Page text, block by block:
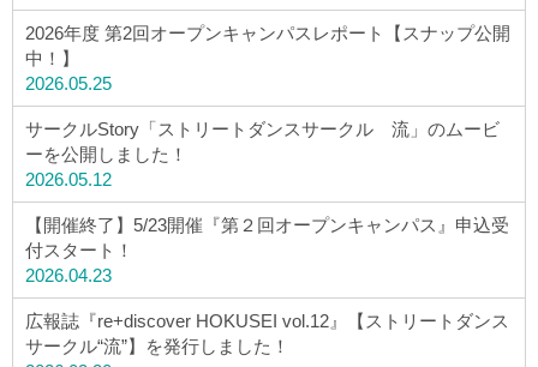
2026年度 第2回オープンキャンパスレポート【スナップ公開
中！】
2026.05.25
サークルStory「ストリートダンスサークル 流」のムービ
ーを公開しました！
2026.05.12
【開催終了】5/23開催『第２回オープンキャンパス』申込受
付スタート！
2026.04.23
広報誌『re+discover HOKUSEI vol.12』【ストリートダンス
サークル“流”】を発行しました！